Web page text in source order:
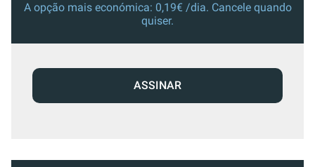
A opção mais económica: 0,19€ /dia. Cancele quando
quiser.
ASSINAR